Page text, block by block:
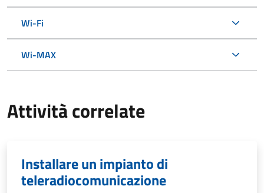
Wi-Fi
Wi-MAX
Attività correlate
Installare un impianto di
teleradiocomunicazione